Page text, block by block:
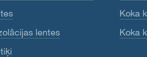
lentes
Koka
Koka